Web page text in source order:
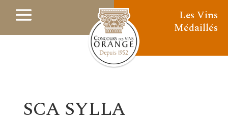
Les Vins
Médaillés
SCA SYLLA